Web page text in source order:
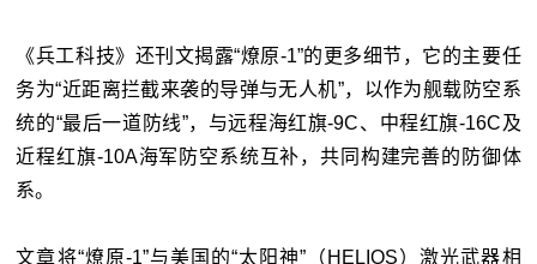
《兵工科技》还刊文揭露“燎原-1”的更多细节，它的主要任
务为“近距离拦截来袭的导弹与无人机”，以作为舰载防空系
统的“最后一道防线”，与远程海红旗-9C、中程红旗-16C及
近程红旗-10A海军防空系统互补，共同构建完善的防御体
系。
文章将“燎原-1”与美国的“太阳神”（HELIOS）激光武器相